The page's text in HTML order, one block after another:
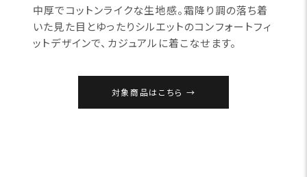
中厚でコットンライクな生地感。霜降り調の落ち着
いた見た目とゆったりシルエットのコンフォートフィ
ットデザインで、カジュアルに着こなせます。
対象商品はこちら